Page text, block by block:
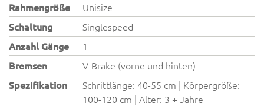
Rahmengröße
Unisize
Schaltung
Singlespeed
Anzahl Gänge
1
Bremsen
V-Brake (vorne und hinten)
Spezifikation
Schrittlänge: 40-55 cm | Körpergröße:
100-120 cm | Alter: 3 + Jahre